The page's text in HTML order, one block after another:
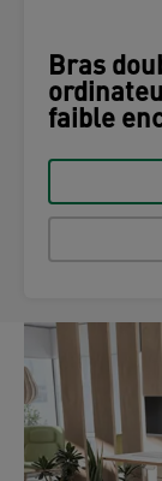
Bras
faible